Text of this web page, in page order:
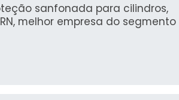
sanfonada para cilindros,
melhor empresa do segmento